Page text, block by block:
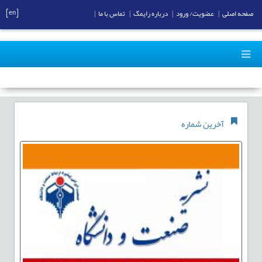
آخرین شماره
صفحه اصلی عضویت/ ورود درباره رایمگ تماس با ما